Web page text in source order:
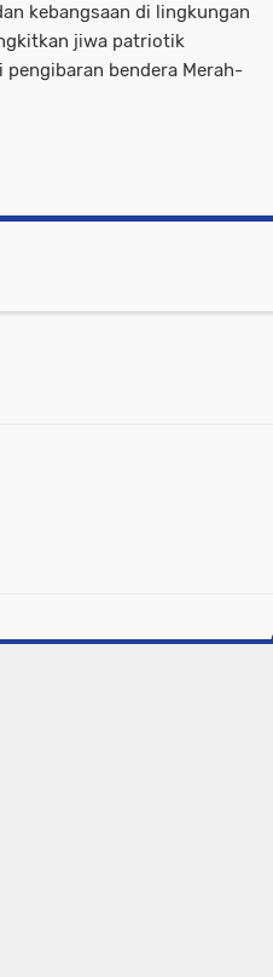
kebangsaan di lingkungan
jiwa patriotik
bendera Merah-